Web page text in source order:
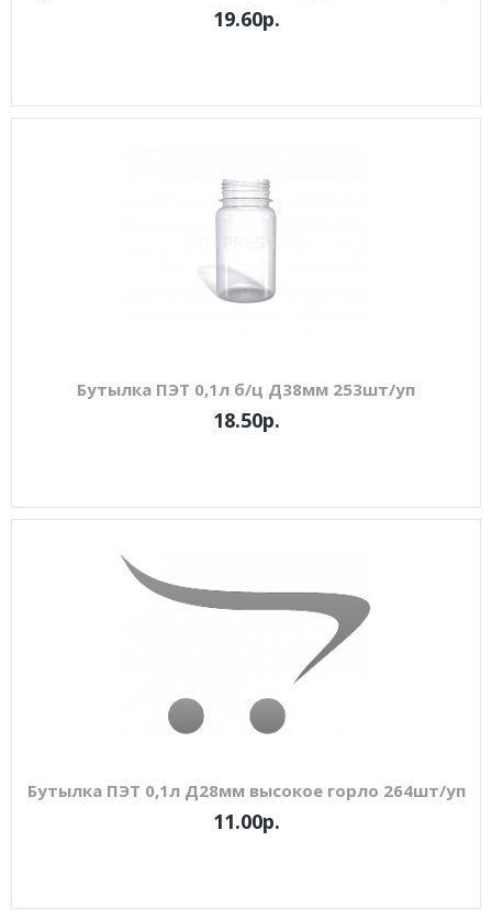
19.60р.
Бутылка ПЭТ 0,1л б/ц Д38мм 253шт/уп
18.50р.
Бутылка ПЭТ 0,1л Д28мм высокое горло 264шт/уп
11.00р.